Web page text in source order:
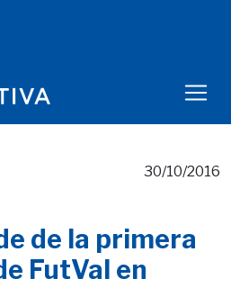
30/10/2016
de la primera
FutVal en